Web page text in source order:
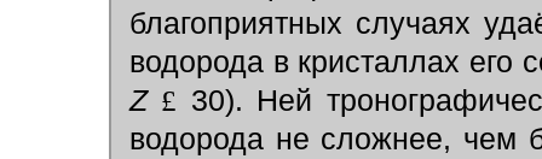
благоприятных случаях
водорода в кристаллах его
Z £ 30). Ней
водорода не сложнее, чем